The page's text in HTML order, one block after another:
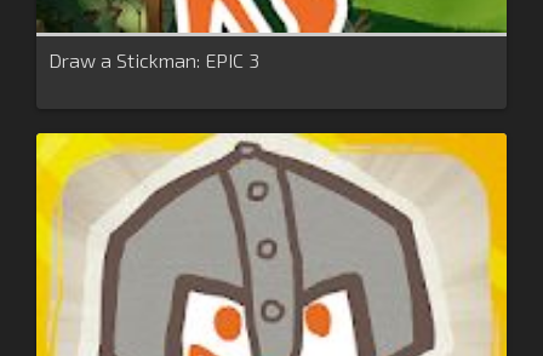
Draw a Stickman: EPIC 3